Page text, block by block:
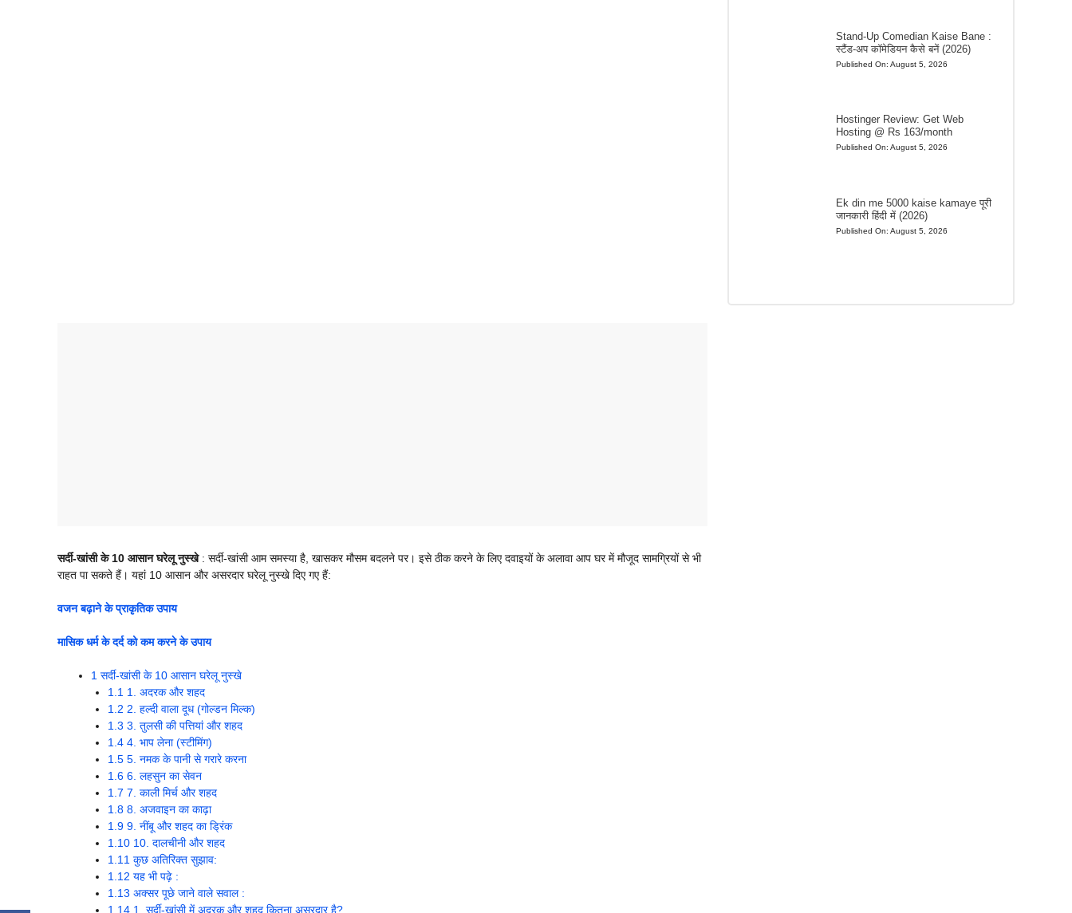
सर्दी-खांसी के 10 आसान घरेलू नुस्खे: सर्दी-खांसी आम समस्या है, खासकर मौसम बदलने पर। इसे ठीक करने के लिए दवाइयों के अलावा आप घर में मौजूद सामग्रियों से भी
राहत पा सकते हैं। यहां 10 आसान और असरदार घरेलू नुस्खे दिए गए हैं:
वजन बढ़ाने के प्राकृतिक उपाय
मासिक धर्म के दर्द को कम करने के उपाय
1 सर्दी-खांसी के 10 आसान घरेलू नुस्खे
1.1 1. अदरक और शहद
1.2 2. हल्दी वाला दूध (गोल्डन मिल्क)
1.3 3. तुलसी की पत्तियां और शहद
1.4 4. भाप लेना (स्टीमिंग)
1.5 5. नमक के पानी से गरारे करना
1.6 6. लहसुन का सेवन
1.7 7. काली मिर्च और शहद
1.8 8. अजवाइन का काढ़ा
1.9 9. नींबू और शहद का ड्रिंक
1.10 10. दालचीनी और शहद
1.11 कुछ अतिरिक्त सुझाव:
1.12 यह भी पढ़े :
1.13 अक्सर पूछे जाने वाले सवाल :
1.14 1. सर्दी-खांसी में अदरक और शहद कितना असरदार है?
Stand-Up Comedian Kaise Bane :
स्टैंड-अप कॉमेडियन कैसे बनें (2026)
Published On: August 5, 2026
Hostinger Review: Get Web
Hosting @ Rs 163/month
Published On: August 5, 2026
Ek din me 5000 kaise kamaye पूरी
जानकारी हिंदी में (2026)
Published On: August 5, 2026